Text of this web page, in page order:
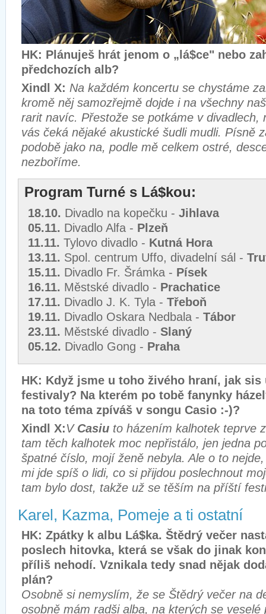
HK: Plánuješ hrát jenom o „lá$ce" nebo
předchozích alb?
Xindl X: Na každém koncertu se chystáme
kromě něj samozřejmě dojde i na všechny
rarit navíc. Přestože se potkáme v divadlech,
vás čeká nějaké akustické šudli mudli. Písně
podobě jako na, podle mě celkem ostré,
nezboříme.
Program Turné s Lá$kou:
18.10. Divadlo na kopečku - Jihlava
05.11. Divadlo Alfa - Plzeň
11.11. Tylovo divadlo - Kutná Hora
13.11. Spol. centrum Uffo, divadelní sál -
15.11. Divadlo Fr. Šrámka - Písek
16.11. Městské divadlo - Prachatice
17.11. Divadlo J. K. Tyla - Třeboň
19.11. Divadlo Oskara Nedbala - Tábor
23.11. Městské divadlo - Slaný
05.12. Divadlo Gong - Praha
HK: Když jsme u toho živého hraní, jak
festivaly? Na kterém po tobě fanynky
na toto téma zpíváš v songu Casio :-)?
Xindl X:V Casiu to házením kalhotek teprve
tam těch kalhotek moc nepřistálo, jen jedna
špatné číslo, mojí ženě nebyla. Ale o to
mi jde spíš o lidi, co si přijdou poslechnout
tam bylo dost, takže už se těším na příští
Karel, Kazma, Pomeje a ti ostatní
HK: Zpátky k albu Lá$ka. Štědrý večer
poslech hitovka, která se však do jinak
příliš nehodí. Vznikala tedy snad nějak
plán?
Osobně si nemyslím, že se Štědrý večer na
osobně mám radši alba, na kterých se